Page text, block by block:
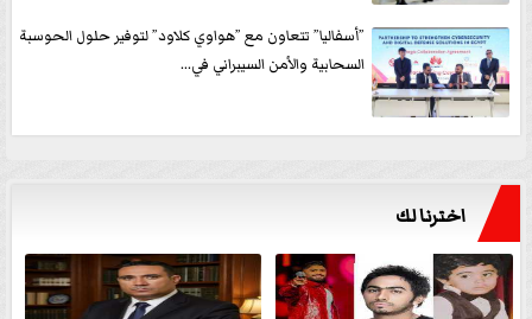
”أسفاليا” تتعاون مع ”هواوي كلاود” لتوفير حلول الحوسبة
السحابية والأمن السيبراني في...
اخترنا لك